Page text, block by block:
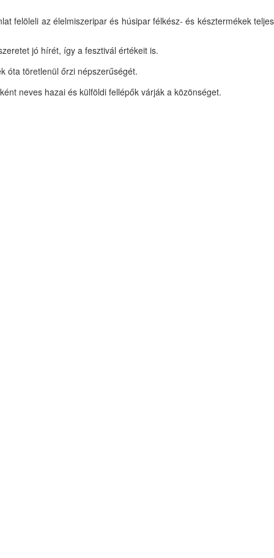
felöleli az élelmiszeripar és húsipar félkész- és késztermékek teljes
jó hírét, így a fesztivál értékeit is.
óta töretlenül őrzi népszerűségét.
neves hazai és külföldi fellépők várják a közönséget.